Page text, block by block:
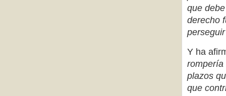
que
derecho
Y ha
rompería
plazos
que